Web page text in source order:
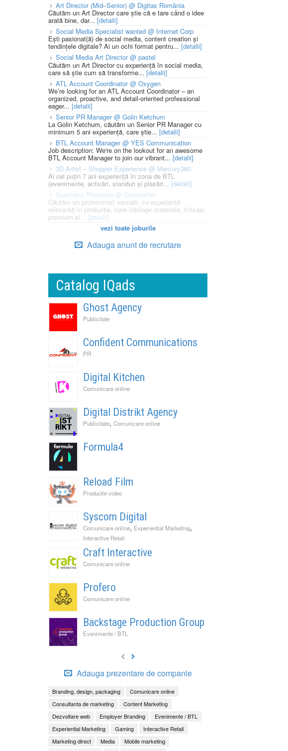
Art Director (Mid–Senior) @ Digitas România
Căutăm un Art Director care știe că e tare când o idee
arată bine, dar... [detalii]
Social Media Specialist wanted @ Internet Corp
Ești pasionat(ă) de social media, content creation și
tendințele digitale? Ai un ochi format pentru... [detalii]
Social Media Art Director @ pastel
Căutăm un Art Director cu experiență în social media,
care să știe cum să transforme... [detalii]
ATL Account Coordinator @ Oxygen
We’re looking for an ATL Account Coordinator – an
organized, proactive, and detail-oriented professional
eager... [detalii]
Senior PR Manager @ Golin Ketchum
La Golin Ketchum, căutăm un Senior PR Manager cu
minimum 5 ani experiență, care știe... [detalii]
BTL Account Manager @ YES Communication
Job description: We're on the lookout for an awesome
BTL Account Manager to join our vibrant... [detalii]
3D Artist – Shopper Experience @ Mercury360
Ai cel puțin 7 ani experiență în zona de BTL
(evenimente, activări, standuri și plasări... [detalii]
Specialist Productie @ Godmother
Căutăm un profesionist versatil, cu experiență
relevantă în producție, care înțelege materiale, finisaje
premium și... [detalii]
vezi toate joburile
Adauga anunt de recrutare
Catalog IQads
Ghost Agency
Publicitate
Confident Communications
PR
Digital Kitchen
Comunicare online
Digital Distrikt Agency
Publicitate, Comunicare online
Formula4
Reload Film
Productie video
Syscom Digital
Comunicare online, Experiential Marketing,
Interactive Retail
Craft Interactive
Comunicare online
Profero
Comunicare online
Backstage Production Group
Evenimente / BTL
Adauga prezentare de companie
Branding, design, packaging
Comunicare online
Consultanta de marketing
Content Marketing
Dezvoltare web
Employer Branding
Evenimente / BTL
Experiential Marketing
Gaming
Interactive Retail
Marketing direct
Media
Mobile marketing